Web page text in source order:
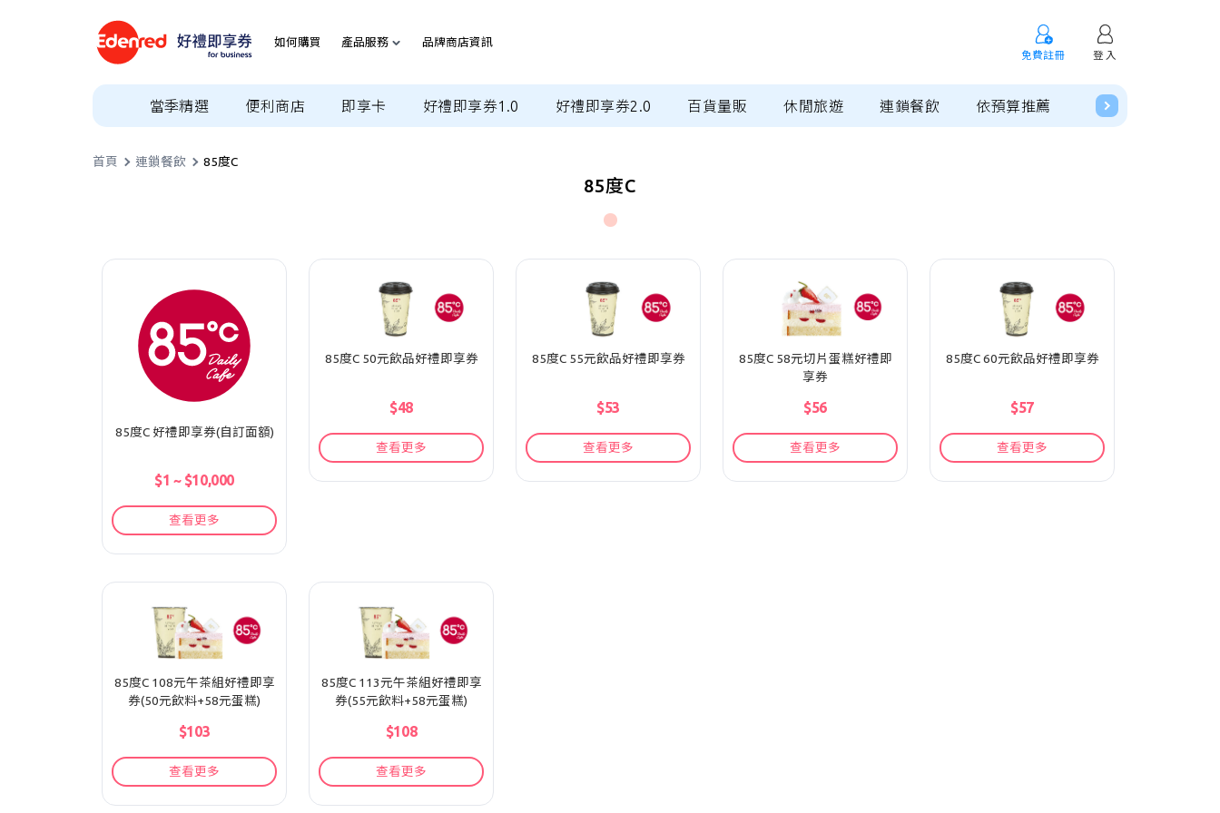
如何購買 產品服務 品牌商店資訊
免費註冊 登 入
當季精選 便利商店 即享卡 好禮即享券1.0 好禮即享券2.0 百貨量販 休閒旅遊 連鎖餐飲 依預算推薦 預購專區
首頁 連鎖餐飲 85度C
85度C
85度C 好禮即享券(自訂面額)
$1 ~ $10,000
查看更多
85度C 50元飲品好禮即享券
$48
查看更多
85度C 55元飲品好禮即享券
$53
查看更多
85度C 58元切片蛋糕好禮即
享券
$56
查看更多
85度C 60元飲品好禮即享券
$57
查看更多
85度C 108元午茶組好禮即享
券(50元飲料+58元蛋糕)
$103
查看更多
85度C 113元午茶組好禮即享
券(55元飲料+58元蛋糕)
$108
查看更多